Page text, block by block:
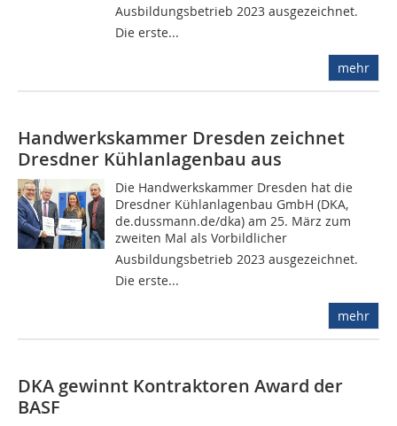
Ausbildungsbetrieb 2023 ausgezeichnet.
Die erste...
mehr
Handwerkskammer Dresden zeichnet
Dresdner Kühlanlagenbau aus
Die Handwerkskammer Dresden hat die
Dresdner Kühlanlagenbau GmbH (DKA,
de.dussmann.de/dka) am 25. März zum
zweiten Mal als Vorbildlicher
Ausbildungsbetrieb 2023 ausgezeichnet.
Die erste...
mehr
DKA gewinnt Kontraktoren Award der
BASF